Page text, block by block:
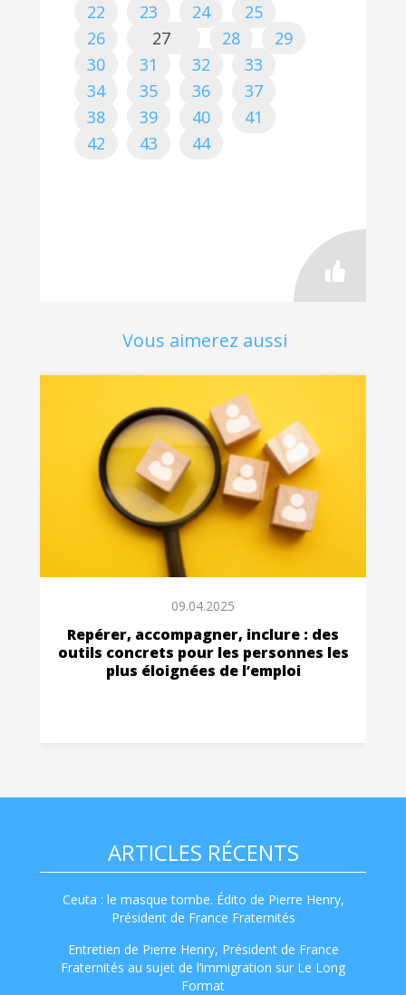
22
23 24
25
26
27 28
29
30
31 32
33
34
35 36
37
38
39 40
41
42
43 44
Vous aimerez aussi
09.04.2025
Repérer, accompagner, inclure : des
outils concrets pour les personnes les
plus éloignées de l’emploi
ARTICLES RÉCENTS
Ceuta : le masque tombe. Édito de Pierre Henry,
Président de France Fraternités
Entretien de Pierre Henry, Président de France
Fraternités au sujet de l’immigration sur Le Long
Format